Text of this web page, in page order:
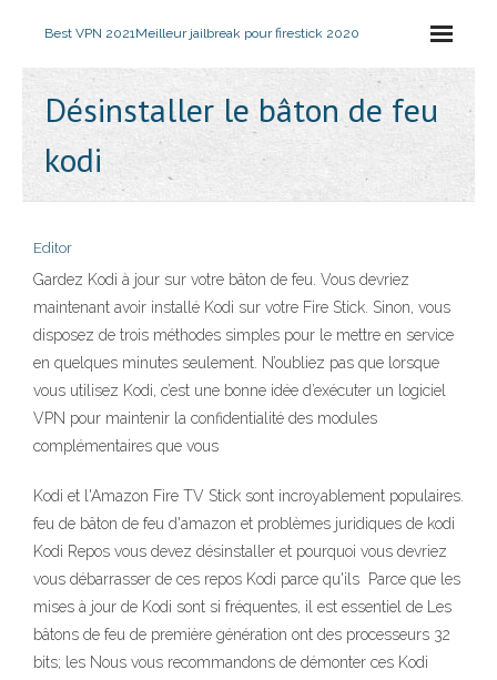
Best VPN 2021Meilleur jailbreak pour firestick 2020
Désinstaller le bâton de feu
kodi
Editor
Gardez Kodi à jour sur votre bâton de feu. Vous devriez
maintenant avoir installé Kodi sur votre Fire Stick. Sinon, vous
disposez de trois méthodes simples pour le mettre en service
en quelques minutes seulement. N’oubliez pas que lorsque
vous utilisez Kodi, c’est une bonne idée d’exécuter un logiciel
VPN pour maintenir la confidentialité des modules
complémentaires que vous
Kodi et l'Amazon Fire TV Stick sont incroyablement populaires.
feu de bâton de feu d'amazon et problèmes juridiques de kodi
Kodi Repos vous devez désinstaller et pourquoi vous devriez
vous débarrasser de ces repos Kodi parce qu'ils Parce que les
mises à jour de Kodi sont si fréquentes, il est essentiel de Les
bâtons de feu de première génération ont des processeurs 32
bits; les Nous vous recommandons de démonter ces Kodi